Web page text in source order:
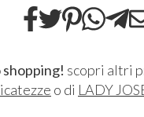
scopri altri
o di LADY